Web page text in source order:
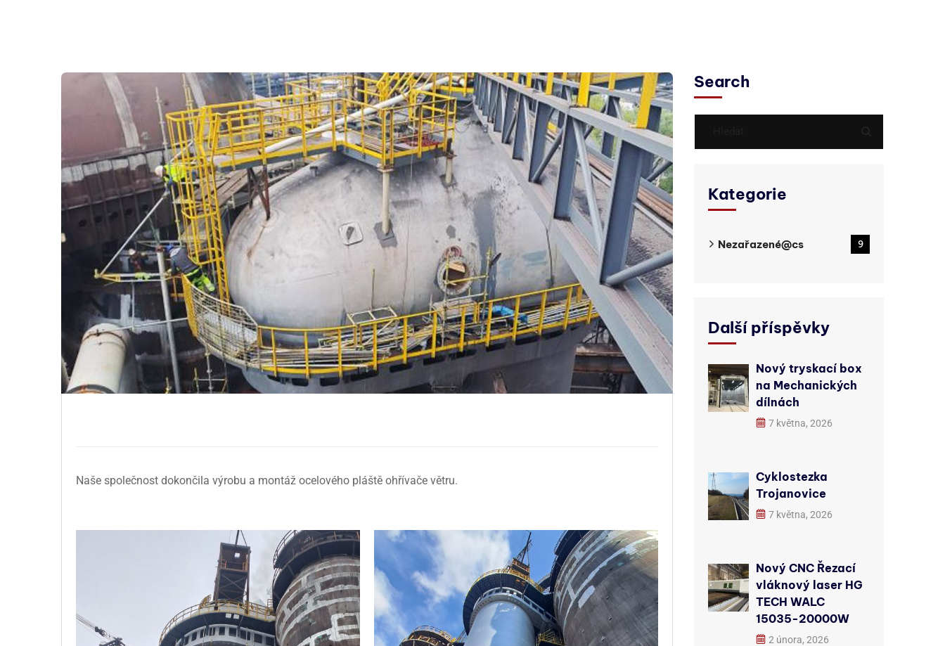
Naše společnost dokončila výrobu a montáž ocelového pláště ohřívače větru.
Search
Kategorie
Nezařazené@cs 9
Další příspěvky
Nový tryskací box
na Mechanických
dílnách
7 května, 2026
Cyklostezka
Trojanovice
7 května, 2026
Nový CNC Řezací
vláknový laser HG
TECH WALC
15035-20000W
2 února, 2026